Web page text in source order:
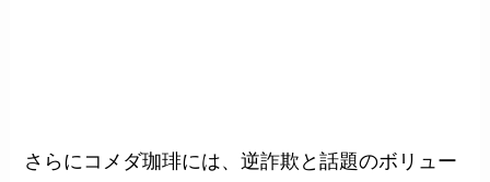
さらにコメダ珈琲には、逆詐欺と話題のボリュー